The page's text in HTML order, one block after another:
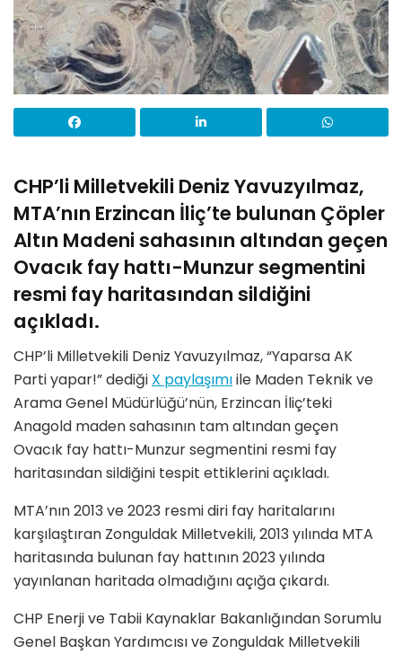
CHP’li Milletvekili Deniz Yavuzyılmaz,
MTA’nın Erzincan İliç’te bulunan Çöpler
Altın Madeni sahasının altından geçen
Ovacık fay hattı-Munzur segmentini
resmi fay haritasından sildiğini
açıkladı.
CHP’li Milletvekili Deniz Yavuzyılmaz, “Yaparsa AK
Parti yapar!” dediği X paylaşımıile Maden Teknik ve
Arama Genel Müdürlüğü’nün, Erzincan İliç’teki
Anagold maden sahasının tam altından geçen
Ovacık fay hattı-Munzur segmentini resmi fay
haritasından sildiğini tespit ettiklerini açıkladı.
MTA’nın 2013 ve 2023 resmi diri fay haritalarını
karşılaştıran Zonguldak Milletvekili, 2013 yılında MTA
haritasında bulunan fay hattının 2023 yılında
yayınlanan haritada olmadığını açığa çıkardı.
CHP Enerji ve Tabii Kaynaklar Bakanlığından Sorumlu
Genel Başkan Yardımcısı ve Zonguldak Milletvekili